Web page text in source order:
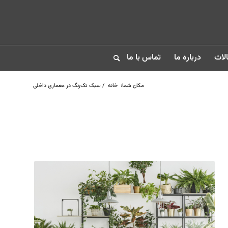
درباره ما تماس با ما
مکان شما: خانه /سبک تک‌رنگ در معماری داخلی